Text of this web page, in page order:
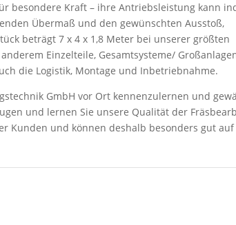
besondere Kraft – ihre Antriebsleistung kann
Übermaß und den gewünschten Ausstoß,
beträgt 7 x 4 x 1,8 Meter bei unserer größten
Einzelteile, Gesamtsysteme/
die Logistik, Montage und Inbetriebnahme.
GmbH vor Ort kennenzulernen und
und lernen Sie unsere Qualität der
Kunden und können deshalb besonders gut auf